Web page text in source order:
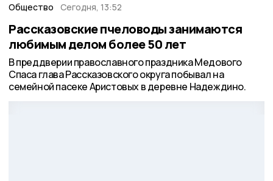
Общество Сегодня, 13:52
Рассказовские пчеловоды занимаются
любимым делом более 50 лет
В преддверии православного праздника Медового
Спаса глава Рассказовского округа побывал на
семейной пасеке Аристовых в деревне Надеждино.